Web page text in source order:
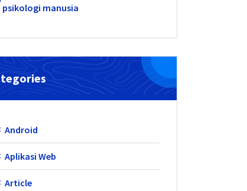
psikologi manusia
Android
Aplikasi Web
Article